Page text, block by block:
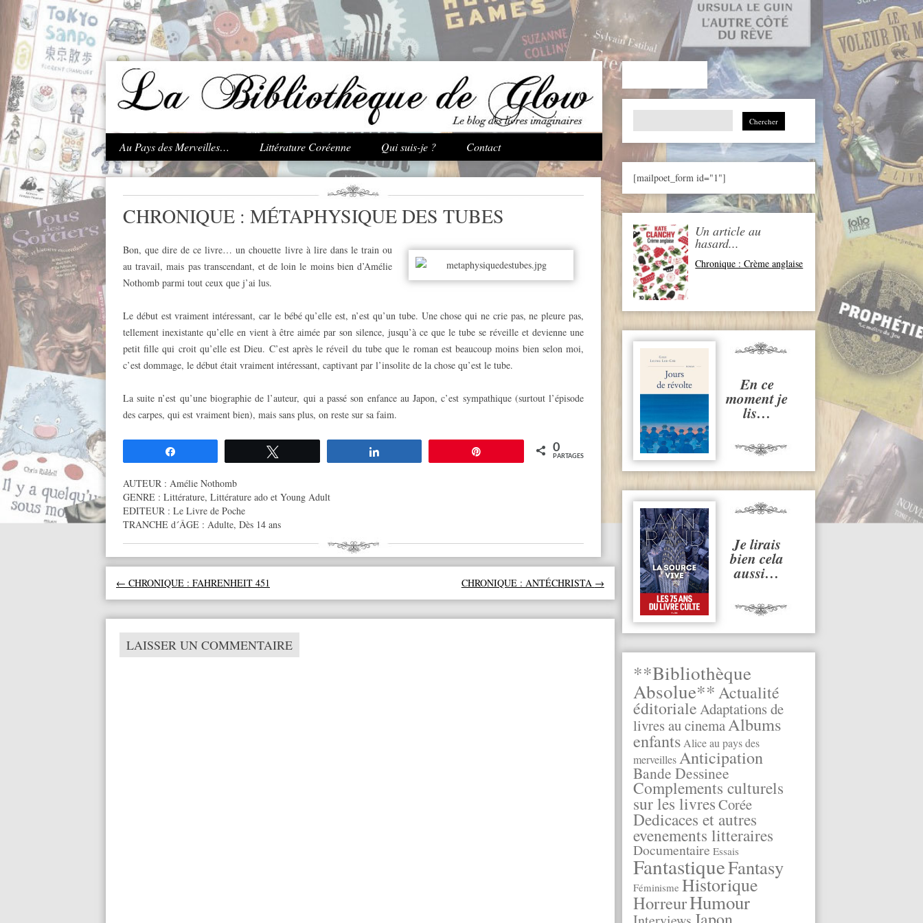
.
Aller au contenu principal
Au Pays des Merveilles… Littérature Coréenne Qui suis-je ? Contact
Search
[mailpoet_form id="1"]
Un article au
hasard...
Chronique : Crème anglaise
En ce
moment je
lis…
Je lirais
bien cela
aussi…
**Bibliothèque
Absolue**Actualité
éditorialeAdaptations de
livres au cinemaAlbums
enfantsAlice au pays des
merveillesAnticipation
Bande Dessinee
Complements culturels
sur les livresCorée
Dedicaces et autres
evenements litteraires
Documentaire Essais
FantastiqueFantasy
Féminisme Historique
HorreurHumour
CHRONIQUE : MÉTAPHYSIQUE DES TUBES
Bon, que dire de ce livre… un chouette livre à lire dans le train ou
au travail, mais pas transcendant, et de loin le moins bien d’Amélie
Nothomb parmi tout ceux que j’ai lus.
Le début est vraiment intéressant, car le bébé qu’elle est, n’est qu’un tube. Une chose qui ne crie pas, ne pleure pas,
tellement inexistante qu’elle en vient à être aimée par son silence, jusqu’à ce que le tube se réveille et devienne une
petit fille qui croit qu’elle est Dieu. C’est après le réveil du tube que le roman est beaucoup moins bien selon moi,
c’est dommage, le début était vraiment intéressant, captivant par l’insolite de la chose qu’est le tube.
La suite n’est qu’une biographie de l’auteur, qui a passé son enfance au Japon, c’est sympathique (surtout l’épisode
des carpes, qui est vraiment bien), mais sans plus, on reste sur sa faim.
0
PARTAGES
AUTEUR : Amélie Nothomb
GENRE : Littérature, Littérature ado et Young Adult
EDITEUR : Le Livre de Poche
TRANCHE d´ÂGE : Adulte, Dès 14 ans
Navigation des articles
← CHRONIQUE : FAHRENHEIT 451 CHRONIQUE : ANTÉCHRISTA →
LAISSER UN COMMENTAIRE